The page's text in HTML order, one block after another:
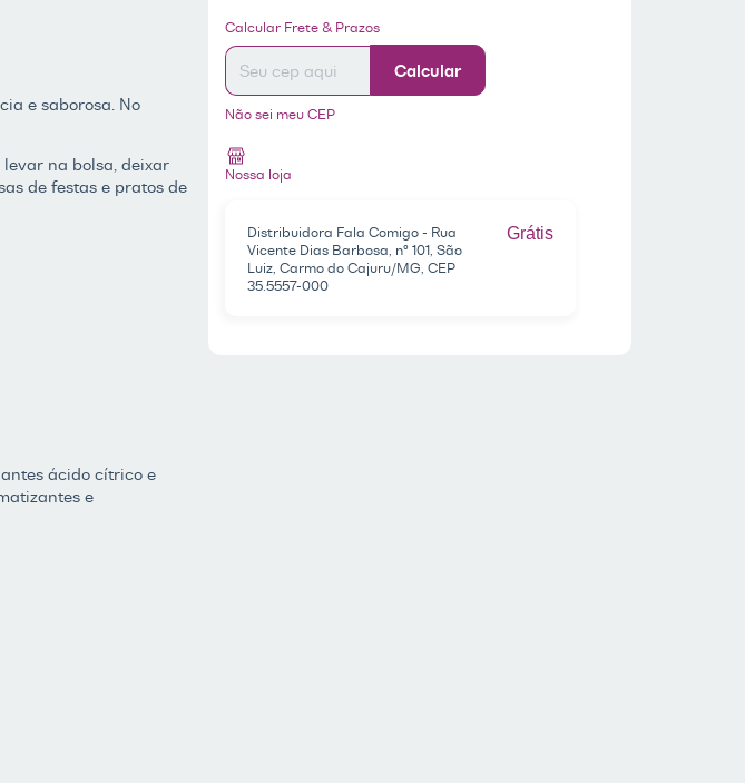
e saborosa. No
na bolsa, deixar
de festas e pratos de
ácido cítrico e
e
Entregas para o CEP:
Calcular Frete & Prazos
Calcular
Não sei meu CEP
Nossa loja
Distribuidora Fala Comigo - Rua
Vicente Dias Barbosa, nº 101, São
Luiz, Carmo do Cajuru/MG, CEP
35.5557-000
Grátis